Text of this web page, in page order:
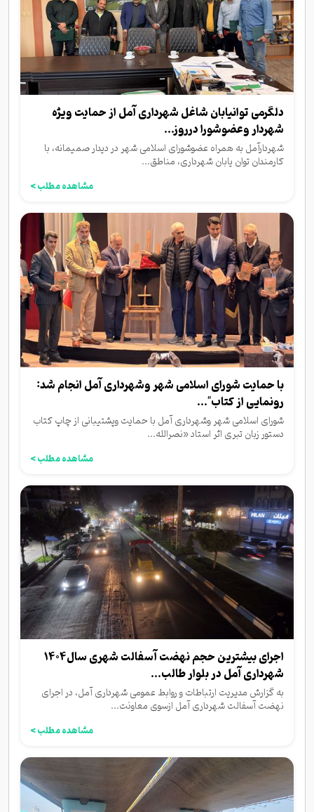
دلگرمی توانیابان شاغل شهرداری آمل از حمایت ویژه
شهردار وعضوشورا درروز...
شهردارآمل به همراه عضوشورای اسلامی شهر در دیدار صمیمانه، با
کارمندان توان یابان شهرداری، مناطق...
مشاهده مطلب >
با حمایت شورای اسلامی شهر وشهرداری آمل انجام شد:
رونمایی از کتاب"...
شورای اسلامی شهر وشهرداری آمل با حمایت وپشتیبانی از چاپ کتاب
دستور زبان تبری اثر استاد «نصرالله...
مشاهده مطلب >
اجرای بیشترین حجم نهضت آسفالت شهری سال۱۴۰۴
شهرداری آمل در بلوار طالب...
به گزارش مدیریت ارتباطات و روابط عمومی شهرداری آمل، در اجرای
نهضت آسفالت شهرداری آمل ازسوی معاونت...
مشاهده مطلب >